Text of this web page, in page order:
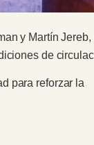
y Martín Jereb,
de
para reforzar la